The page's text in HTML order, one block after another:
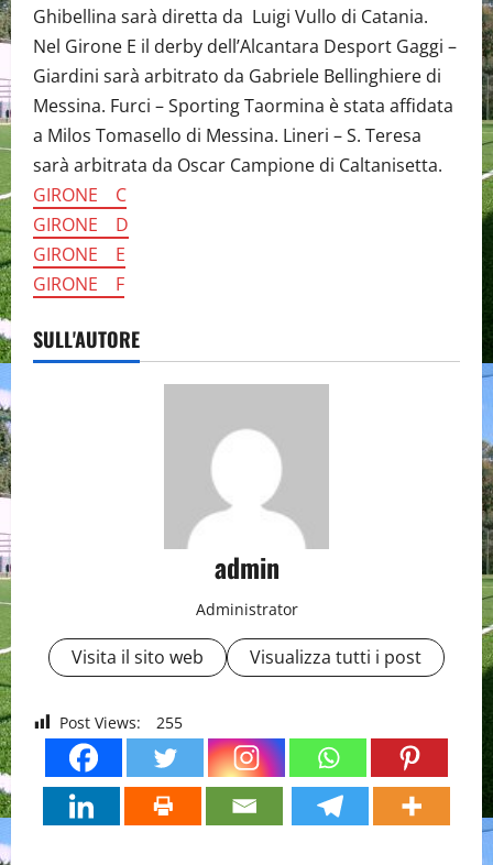
Ghibellina sarà diretta da Luigi Vullo di Catania.
Nel Girone E il derby dell’Alcantara Desport Gaggi –
Giardini sarà arbitrato da Gabriele Bellinghiere di
Messina. Furci – Sporting Taormina è stata affidata
a Milos Tomasello di Messina. Lineri – S. Teresa
sarà arbitrata da Oscar Campione di Caltanisetta.
GIRONE C
GIRONE D
GIRONE E
GIRONE F
SULL'AUTORE
admin
Administrator
Visita il sito web Visualizza tutti i post
Post Views: 255